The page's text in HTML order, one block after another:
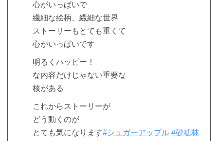
心がいっぱいで
繊細な絵柄、繊細な世界
ストーリーもとても重くて
心がいっぱいです
明るくハッピー！
な内容だけじゃない重要な
核がある
これからストーリーが
どう動くのが
とても気になります#シュガーアップル #砂糖林